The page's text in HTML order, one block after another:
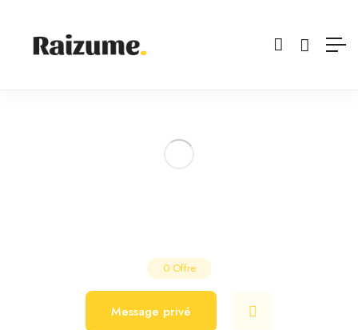
0 Offre
Message privé